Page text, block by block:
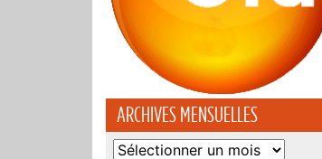
ARCHIVES MENSUELLES
Archives